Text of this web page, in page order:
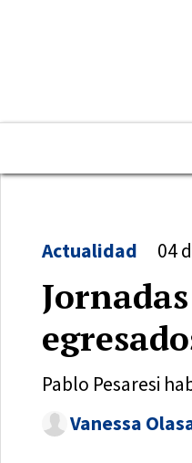
Pablo Pesaresi
Actualidad 04
Vanessa